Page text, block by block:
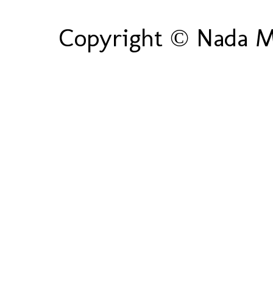
Copyright © Nada